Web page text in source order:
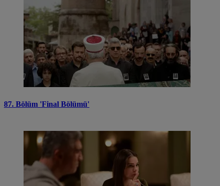
87. Bölüm 'Final Bölümü'